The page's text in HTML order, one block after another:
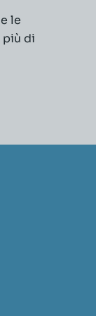
le
di